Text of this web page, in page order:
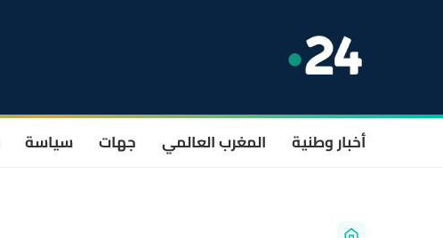
أخبار وطنية المغرب العالمي جهات سياسة